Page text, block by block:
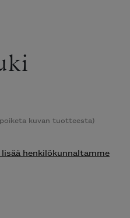
kuvan tuotteesta)
henkilökunnaltamme